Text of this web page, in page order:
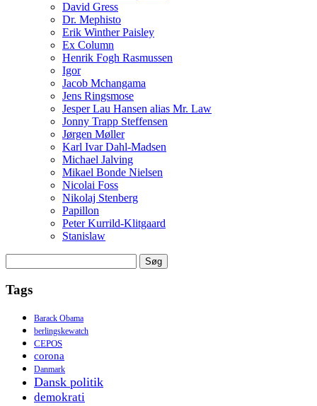
David Gress
Dr. Mephisto
Erik Winther Paisley
Ex Column
Henrik Fogh Rasmussen
Igor
Jacob Mchangama
Jens Ringsmose
Jesper Lau Hansen alias Mr. Law
Jonny Trapp Steffensen
Jørgen Møller
Karl Ivar Dahl-Madsen
Michael Jalving
Mikael Bonde Nielsen
Nicolai Foss
Nikolaj Stenberg
Papillon
Peter Kurrild-Klitgaard
Stanislaw
efter:
Tags
Barack Obama
berlingskewatch
CEPOS
corona
Danmark
Dansk politik
demokrati